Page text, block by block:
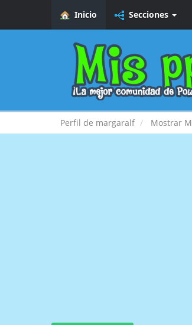
Inicio Secciones
Perfil de margaralf Mostrar